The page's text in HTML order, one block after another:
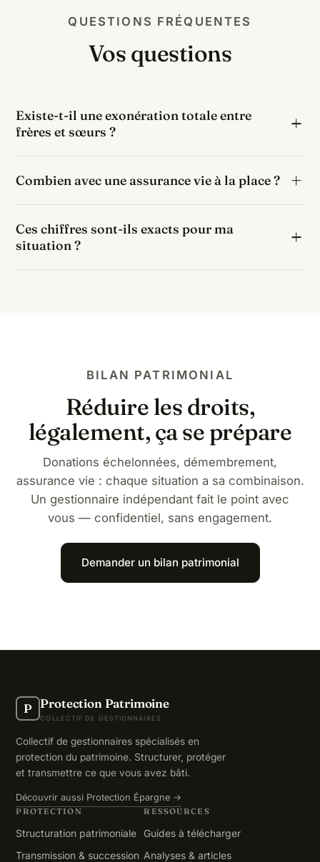
QUESTIONS FRÉQUENTES
Vos questions
Existe-t-il une exonération totale entre
frères et sœurs ?
avec le défunt pendant les 5 ans précédant le décès,
régulièrement oubliée.
Combien avec une assurance vie à la place ?
vie alimentée avant 70 ans, le bénéficiaire profiterait
d'un abattement de 152 500 € puis d'un taux de 20
% : soit environ 0 € de taxation, contre 35 388 € par
Ces chiffres sont-ils exacts pour ma
situation ?
d'un bilan patrimonial.
BILAN PATRIMONIAL
Réduire les droits,
légalement, ça se prépare
Donations échelonnées, démembrement,
assurance vie : chaque situation a sa combinaison.
Un gestionnaire indépendant fait le point avec
vous — confidentiel, sans engagement.
Demander un bilan patrimonial
P Protection Patrimoine
COLLECTIF DE GESTIONNAIRES
Collectif de gestionnaires spécialisés en
protection du patrimoine. Structurer, protéger
et transmettre ce que vous avez bâti.
Découvrir aussi Protection Épargne →
PROTECTION
Structuration patrimoniale
Transmission & succession
RESSOURCES
Guides à télécharger
Analyses & articles